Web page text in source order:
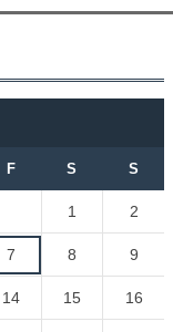
F S S
1 2
7 8 9
14 15 16